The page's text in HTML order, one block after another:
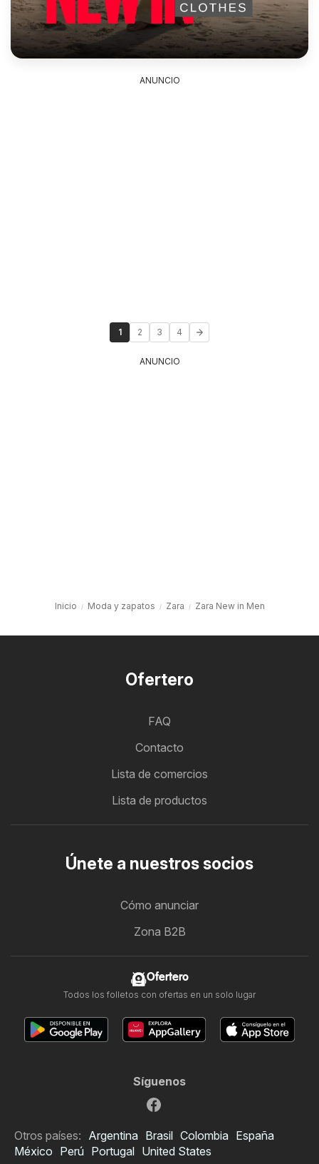
ANUNCIO
1 2 3 4
ANUNCIO
Inicio Moda y zapatos Zara Zara New in Men
Ofertero
FAQ
Contacto
Lista de comercios
Lista de productos
Únete a nuestros socios
Cómo anunciar
Zona B2B
Ofertero
Todos los folletos con ofertas en un solo lugar
Síguenos
Otros países: Argentina Brasil Colombia España
México Perú Portugal United States